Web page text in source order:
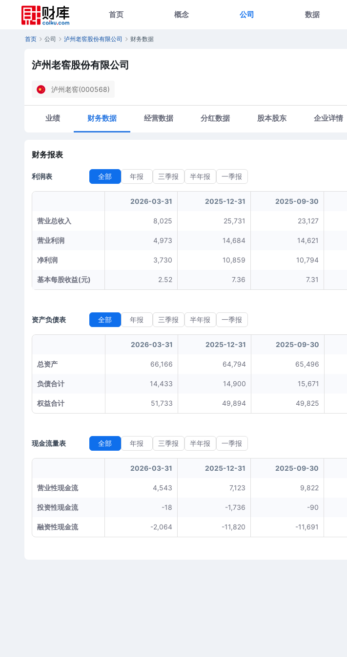
首页 概念 公司 数据
首页 公司 泸州老窖股份有限公司 财务数据
泸州老窖股份有限公司
泸州老窖(000568)
业绩 财务数据 经营数据 分红数据 股本股东 企业详情
财务报表
利润表 全部 年报 三季报 半年报 一季报
2026-03-31 2025-12-31 2025-09-30
营业总收入 8,025 25,731 23,127
营业利润 4,973 14,684 14,621
净利润 3,730 10,859 10,794
基本每股收益(元) 2.52 7.36 7.31
资产负债表 全部 年报 三季报 半年报 一季报
2026-03-31 2025-12-31 2025-09-30
总资产 66,166 64,794 65,496
负债合计 14,433 14,900 15,671
权益合计 51,733 49,894 49,825
现金流量表 全部 年报 三季报 半年报 一季报
2026-03-31 2025-12-31 2025-09-30
营业性现金流 4,543 7,123 9,822
投资性现金流 -18 -1,736 -90
融资性现金流 -2,064 -11,820 -11,691